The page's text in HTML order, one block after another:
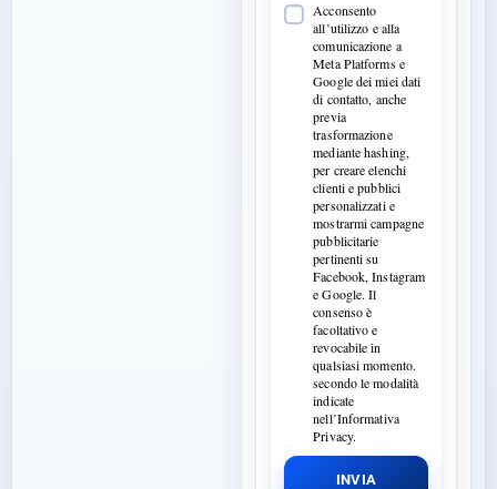
Acconsento
all’utilizzo e alla
comunicazione a
Meta Platforms e
Google dei miei dati
di contatto, anche
previa
trasformazione
mediante hashing,
per creare elenchi
clienti e pubblici
personalizzati e
mostrarmi campagne
pubblicitarie
pertinenti su
Facebook, Instagram
e Google. Il
consenso è
facoltativo e
revocabile in
qualsiasi momento.
secondo le modalità
indicate
nell’Informativa
Privacy.
INVIA